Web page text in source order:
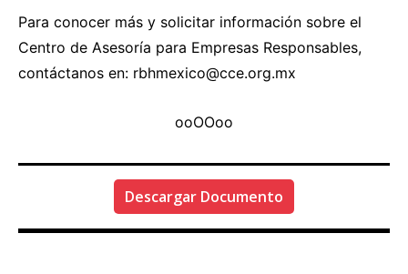
Para conocer más y solicitar información sobre el
Centro de Asesoría para Empresas Responsables,
contáctanos en: rbhmexico@cce.org.mx
ooOOoo
Descargar Documento